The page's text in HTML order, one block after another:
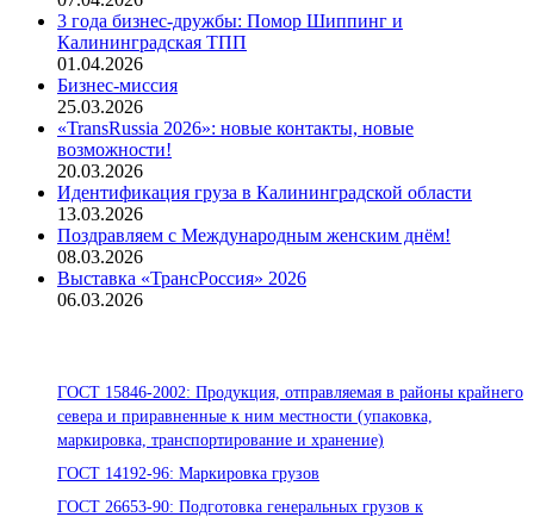
3 года бизнес-дружбы: Помор Шиппинг и
Калининградская ТПП
01.04.2026
Бизнес-миссия
25.03.2026
«TransRussia 2026»: новые контакты, новые
возможности!
20.03.2026
Идентификация груза в Калининградской области
13.03.2026
Поздравляем с Международным женским днём!
08.03.2026
Выставка «ТрансРоссия» 2026
06.03.2026
ГОСТ 15846-2002: Продукция, отправляемая в районы крайнего
севера и приравненные к ним местности (упаковка,
маркировка, транспортирование и хранение)
ГОСТ 14192-96: Маркировка грузов
ГОСТ 26653-90: Подготовка генеральных грузов к